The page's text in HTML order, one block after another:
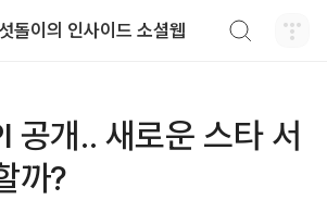
돌이의 인사이드 소셜웹
공개.. 새로운 스타 서
까?